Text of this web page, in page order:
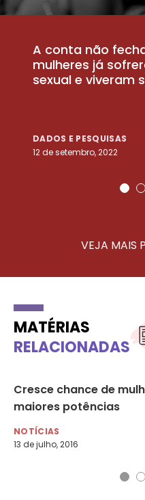
A conta não
mulheres já
sexual e viveram
DADOS E PESQUISAS
12 de setembro, 2022
VEJA MAIS
MATÉRIAS
RELACIONADAS
Cresce chance de
maiores potências
NOTÍCIAS
13 de julho, 2016